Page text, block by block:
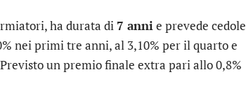
ha durata di 7 annie prevede cedole
nei primi tre anni, al 3,10% per il quarto e
un premio finale extra pari allo 0,8%